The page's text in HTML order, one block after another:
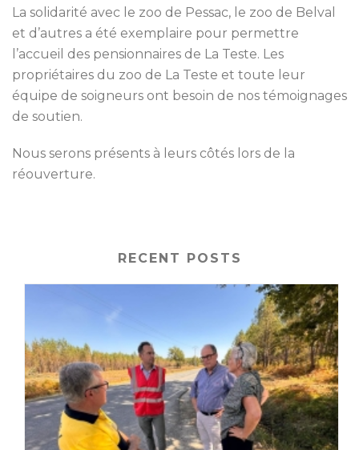
La solidarité avec le zoo de Pessac, le zoo de Belval
et d’autres a été exemplaire pour permettre
l’accueil des pensionnaires de La Teste. Les
propriétaires du zoo de La Teste et toute leur
équipe de soigneurs ont besoin de nos témoignages
de soutien.
Nous serons présents à leurs côtés lors de la
réouverture.
RECENT POSTS